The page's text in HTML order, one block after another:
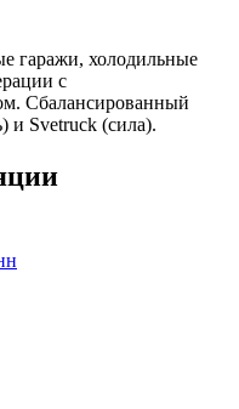
гаражи, холодильные
с
Сбалансированный
и Svetruck (сила).